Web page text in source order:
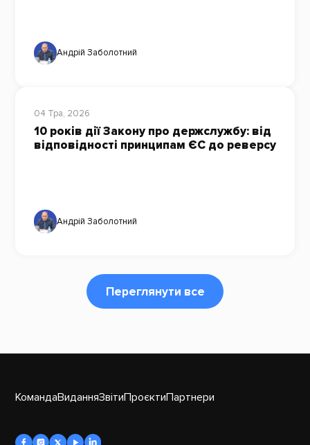
Андрій Заболотний
04 Тра, 2026
10 років дії Закону про держслужбу: від
відповідності принципам ЄС до реверсу
Андрій Заболотний
Переглянути все
КомандаВиданняЗвітиПроєктиПартнери